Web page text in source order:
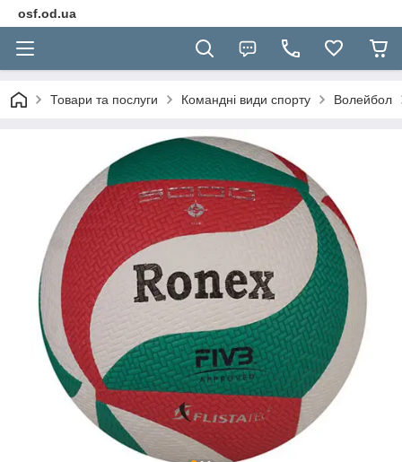
osf.od.ua
Товари та послуги Командні види спорту Волейбол